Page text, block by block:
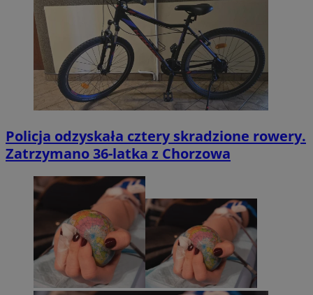
Policja odzyskała cztery skradzione rowery.
Zatrzymano 36-latka z Chorzowa